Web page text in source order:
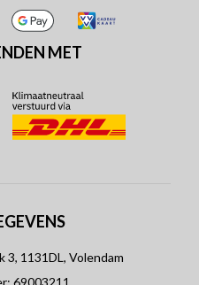
MET
3, 1131DL, Volendam
69003211